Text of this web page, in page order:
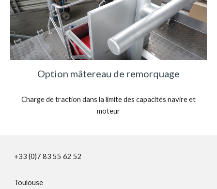
Option mâtereau de remorquage
Charge de traction dans la limite des capacités navire et
moteur
+33 (0)7 83 55 62 52
Toulouse